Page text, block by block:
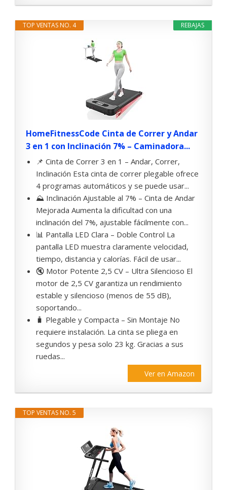
REBAJAS
TOP VENTAS NO. 4
HomeFitnessCode Cinta de Correr y Andar
3 en 1 con Inclinación 7% – Caminadora...
📌 Cinta de Correr 3 en 1 – Andar, Correr,
Inclinación Esta cinta de correr plegable ofrece
4 programas automáticos y se puede usar...
⛰️ Inclinación Ajustable al 7% – Cinta de Andar
Mejorada Aumenta la dificultad con una
inclinación del 7%, ajustable fácilmente con...
📊 Pantalla LED Clara – Doble Control La
pantalla LED muestra claramente velocidad,
tiempo, distancia y calorías. Fácil de usar...
🔇 Motor Potente 2,5 CV – Ultra Silencioso El
motor de 2,5 CV garantiza un rendimiento
estable y silencioso (menos de 55 dB),
soportando...
🧳 Plegable y Compacta – Sin Montaje No
requiere instalación. La cinta se pliega en
segundos y pesa solo 23 kg. Gracias a sus
ruedas...
Ver en Amazon
TOP VENTAS NO. 5